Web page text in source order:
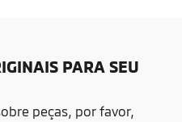
PARA SEU
peças, por favor,